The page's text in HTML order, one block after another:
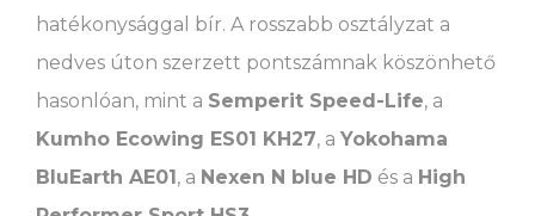
hatékonysággal bír. A rosszabb osztályzat a
nedves úton szerzett pontszámnak köszönhető
hasonlóan, mint a Semperit Speed-Life, a
Kumho Ecowing ES01 KH27, a Yokohama
BluEarth AE01 , a Nexen N blue HD és a High